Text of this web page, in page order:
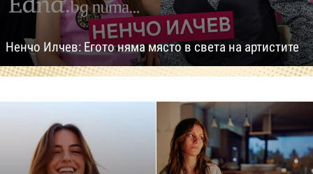
Ненчо Илчев: Егото няма място в света на артистите